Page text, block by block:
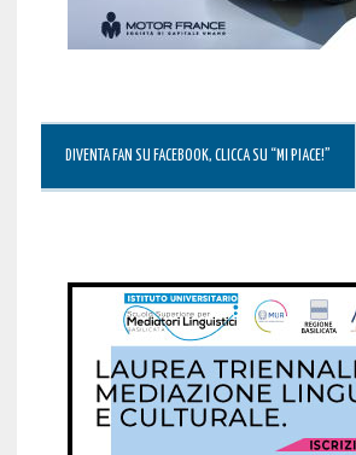
DIVENTA FAN SU FACEBOOK, CLICCA SU “MI PIACE!”